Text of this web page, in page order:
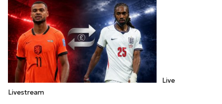
Live
Livestream